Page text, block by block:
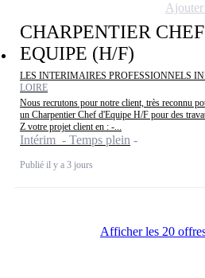
CHARPENTIER
EQUIPE (H/F)
LES INTERIMAIRES PROFESSIONNELS
LOIRE
Nous recrutons pour notre client, très reconnu
un Charpentier Chef d'Equipe H/F pour des
Z votre projet client en : -...
Intérim - Temps plein
Publié il y a 3 jours
Afficher les 20